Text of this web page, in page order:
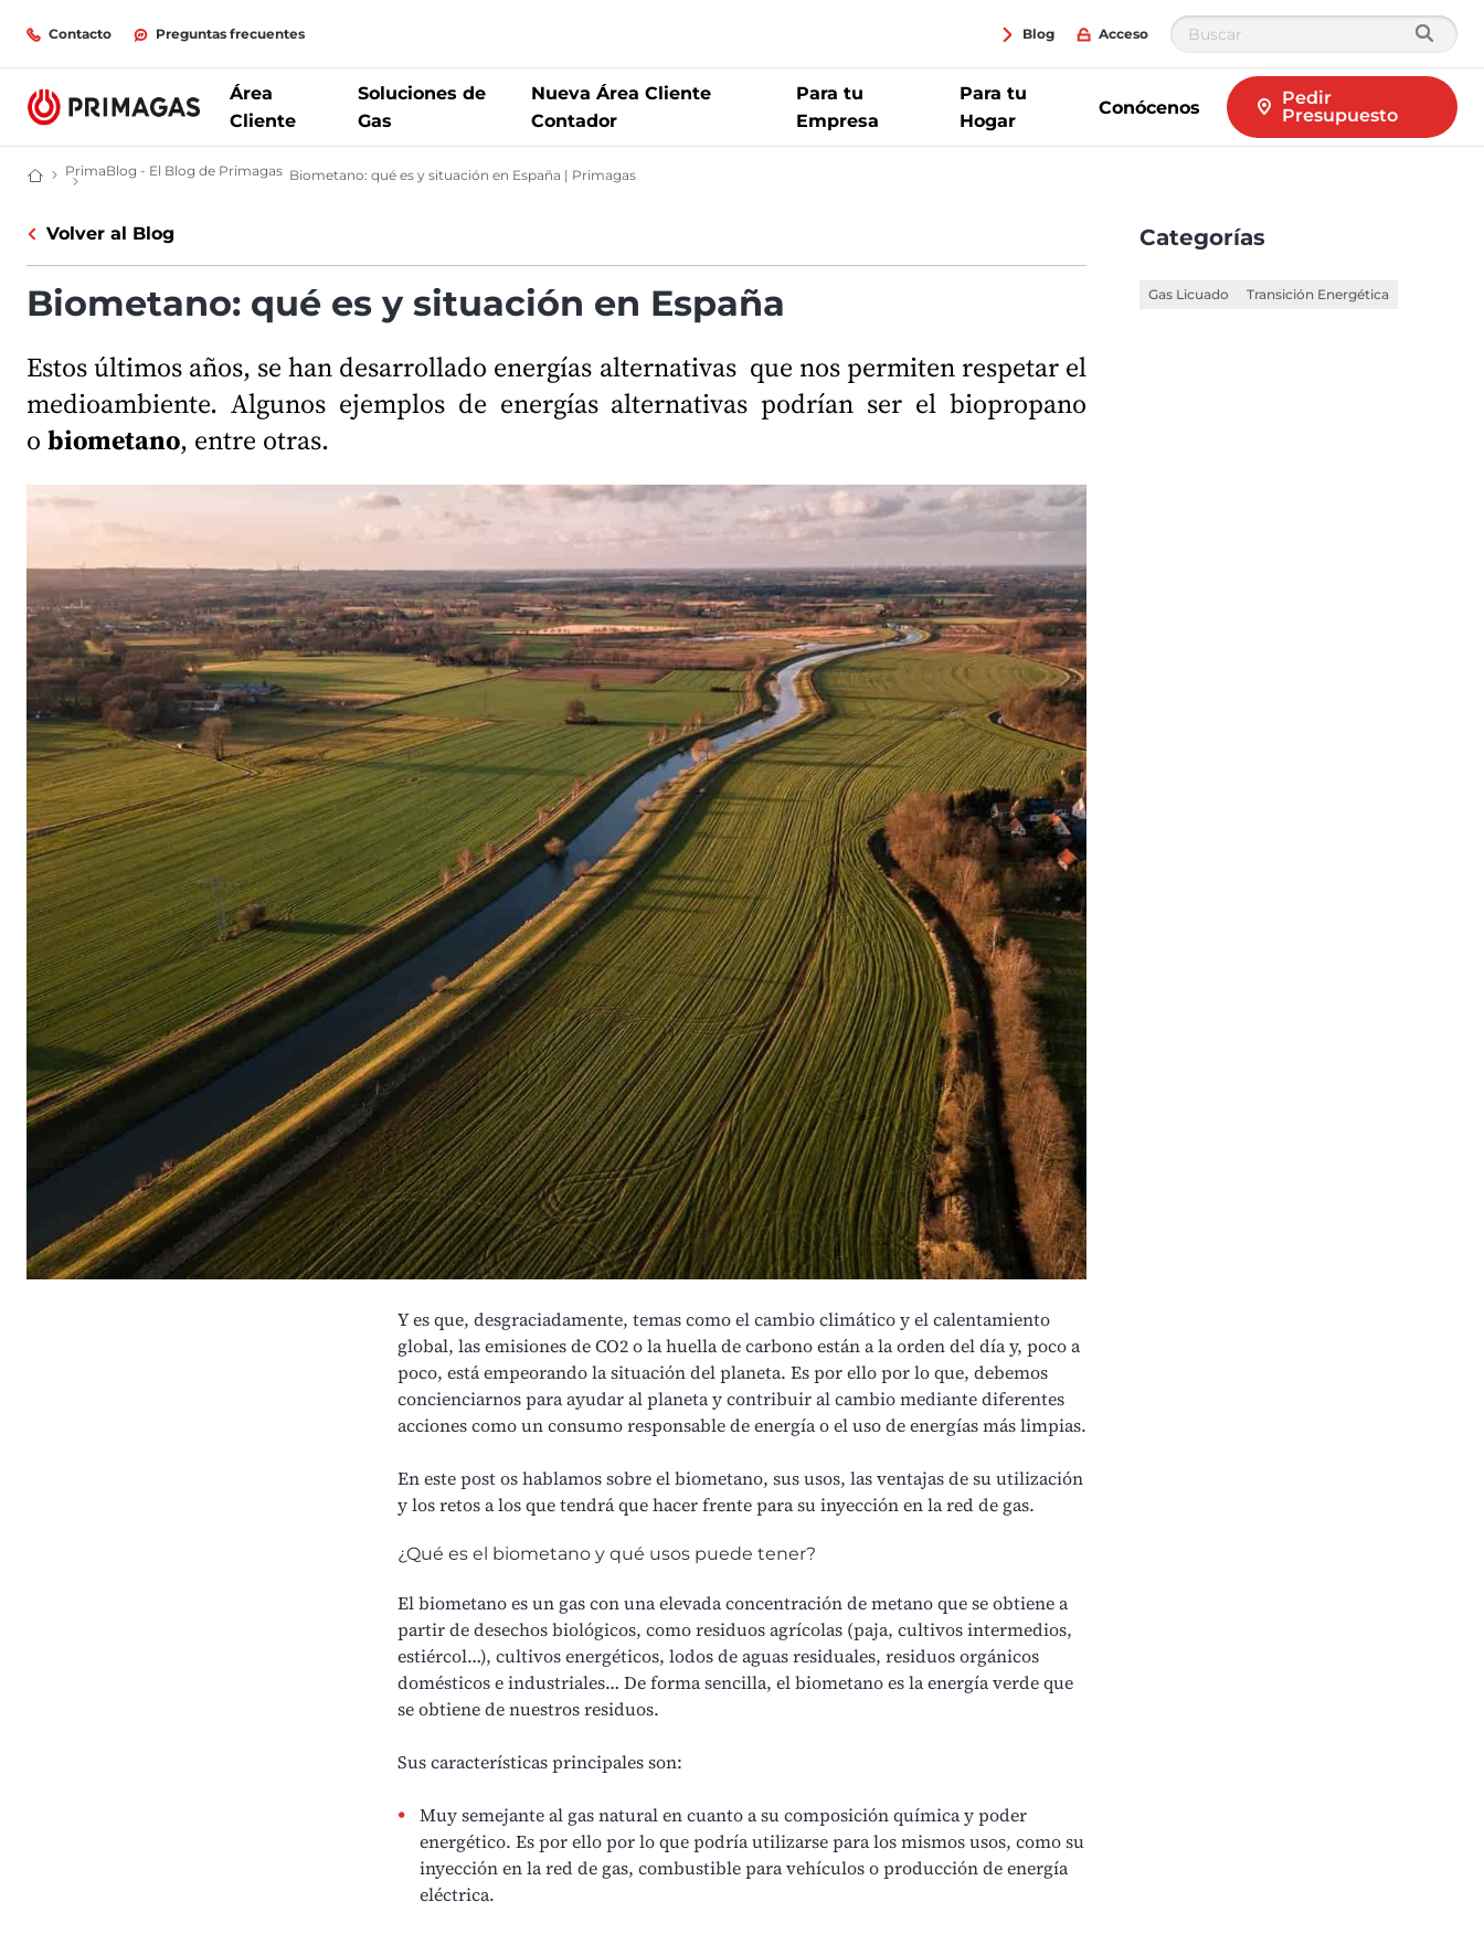
Contacto Preguntas frecuentes Blog Acceso
Área
Cliente
Soluciones de
Gas
Nueva Área Cliente
Contador
Para tu
Empresa
Para tu
Hogar
Conócenos
Pedir
Presupuesto
Empresa de gas | Distribuidora de Propano, Biopropano y GNL | Primagas
PrimaBlog - El Blog de Primagas Biometano: qué es y situación en España | Primagas
Volver al Blog
Biometano: qué es y situación en España
Estos últimos años, se han desarrollado energías alternativas que nos permiten respetar el
medioambiente. Algunos ejemplos de energías alternativas podrían ser el biopropano
o biometano, entre otras.
Categorías
Gas Licuado Transición Energética
Y es que, desgraciadamente, temas como elcambio climático y el calentamiento
global, lasemisiones de CO2o la huella de carbono están a la orden del día y, poco a
poco, está empeorando la situación del planeta. Es por ello por lo que, debemos
concienciarnos para ayudar al planeta y contribuir al cambio mediante diferentes
acciones como unconsumo responsable de energíao el uso deenergías más limpias.
En este post os hablamos sobre el biometano, sus usos, las ventajas de su utilización
y los retos a los que tendrá que hacer frente para su inyección en la red de gas.
¿Qué es el biometano y qué usos puede tener?
El biometano es un gas con una elevada concentración de metano que se obtiene a
partir de desechos biológicos, como residuos agrícolas (paja, cultivos intermedios,
estiércol…), cultivos energéticos, lodos de aguas residuales, residuos orgánicos
domésticos e industriales… De forma sencilla, el biometano es la energía verde que
se obtiene de nuestros residuos.
Sus características principales son:
Muy semejante al gas naturalen cuanto a su composición química y poder
energético. Es por ello por lo que podría utilizarse para los mismos usos, como su
inyección en la red de gas, combustible para vehículos oproducción de energía
eléctrica.